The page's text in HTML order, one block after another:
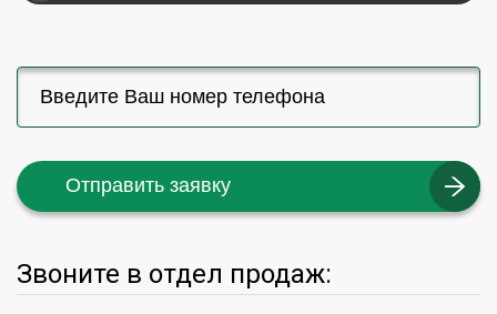
Отправить заявку
Звоните в отдел продаж: